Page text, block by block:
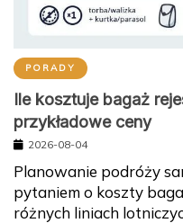
PORADY
Ile kosztuje bagaż
przykładowe ceny
2026-08-04
Planowanie podróży
pytaniem o koszty
różnych liniach